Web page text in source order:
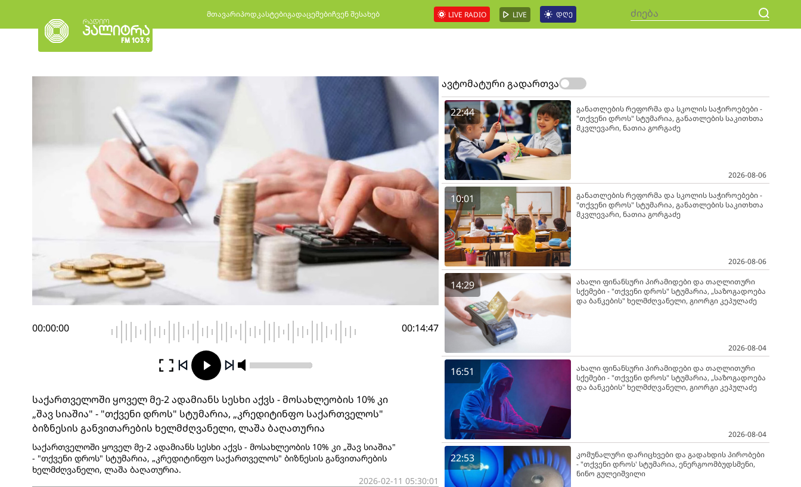
მთავარიპოდკასტებიგადაცემებიჩვენ შესახებ LIVE RADIO LIVE დღე
00:00:00 00:14:47
საქართველოში ყოველ მე-2 ადამიანს სესხი აქვს - მოსახლეობის 10% კი
„შავ სიაშია" - "თქვენი დროს" სტუმარია, „კრედიტინფო საქართველოს"
ბიზნესის განვითარების ხელმძღვანელი, ლაშა ბაღათურია
საქართველოში ყოველ მე-2 ადამიანს სესხი აქვს - მოსახლეობის 10% კი „შავ სიაშია"
- "თქვენი დროს" სტუმარია, „კრედიტინფო საქართველოს" ბიზნესის განვითარების
ხელმძღვანელი, ლაშა ბაღათურია.
2026-02-11 05:30:01
ავტომატური გადართვა
22:44
განათლების რეფორმა და სკოლის საჭიროებები -
"თქვენი დროს" სტუმარია, განათლების საკითხთა
მკვლევარი, ნათია გორგაძე
2026-08-06
10:01
განათლების რეფორმა და სკოლის საჭიროებები -
"თქვენი დროს" სტუმარია, განათლების საკითხთა
მკვლევარი, ნათია გორგაძე
2026-08-06
14:29
ახალი ფინანსური პირამიდები და თაღლითური
სქემები - "თქვენი დროს" სტუმარია, „საზოგადოება
და ბანკების" ხელმძღვანელი, გიორგი კეპულაძე
2026-08-04
16:51
ახალი ფინანსური პირამიდები და თაღლითური
სქემები - "თქვენი დროს" სტუმარია, „საზოგადოება
და ბანკების" ხელმძღვანელი, გიორგი კეპულაძე
2026-08-04
22:53
კომუნალური დარიცხვები და გადახდის პირობები
- "თქვენი დროს' სტუმარია, ენერგოომბუდსმენი,
ნინო გულეიშვილი